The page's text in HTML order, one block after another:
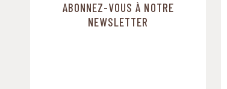
ABONNEZ-VOUS À NOTRE
NEWSLETTER